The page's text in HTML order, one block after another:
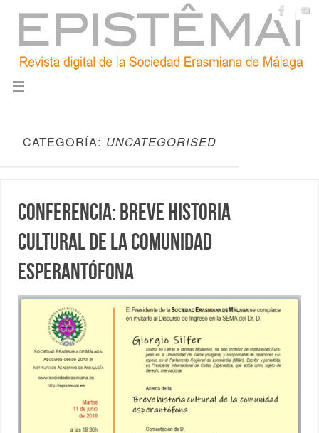
CATEGORÍA: UNCATEGORISED
Conferencia: Breve historia
cultural de la comunidad
esperantófona